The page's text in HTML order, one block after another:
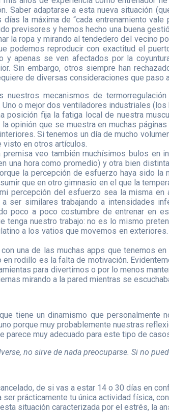
Saber adaptarse a esta nueva situación
la máxima de “cada entrenamiento
previsores y hemos hecho una buena
la ropa y mirando al tendedero del vecino
podemos reproducir con exactitud el
apenas se ven afectados por la
Sin embargo, otros siempre han
de diversas consideraciones que paso
nuestros mecanismos de
o mejor dos ventiladores industriales
posición fija la fatiga local de nuestra
opinión que se muestra en muchas
Si tenemos un día de mucho
visto en otros artículos.
premisa veo también muchísimos bulos en
una hora como promedio) y otra bien
la percepción de esfuerzo haya sido
que en otro gimnasio en el que la
percepción del esfuerzo sea la misma
ser similares trabajando a intensidades
poco a poco costumbre de entrenar en
nuestro trabajo: no es lo mismo
a los vatios que movemos en
una de las muchas apps que tenemos
rodillo es la falta de motivación.
para divertirnos o por lo menos
mirando a la pared mientras se
tiene un dinamismo que personalmente
porque muy probablemente nuestras
parece muy adecuado para este tipo de
no sirve de nada preocuparse. Si no
de si vas a estar 14 o 30 días en
prácticamente tu única actividad física,
situación caracterizada por el estrés, la